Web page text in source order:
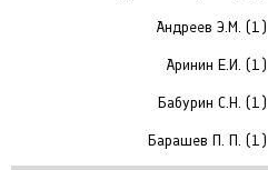
Андреев Э.М. (1)
Аринин Е.И. (1)
Бабурин С.Н. (1)
Барашев П. П. (1)